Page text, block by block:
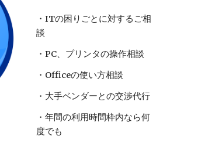
・ITの困りごとに対するご相
談
・PC、プリンタの操作相談
・Officeの使い方相談
・大手ベンダーとの交渉代行
・年間の利用時間枠内なら何
度でも